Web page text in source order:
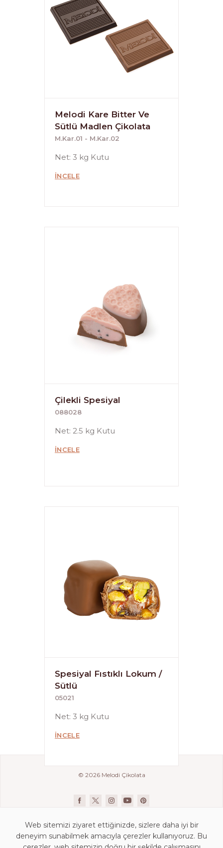
Melodi Kare Bitter Ve
Sütlü Madlen Çikolata
M.Kar.01 - M.Kar.02
Net: 3 kg Kutu
İNCELE
Çilekli Spesiyal
088028
Net: 2.5 kg Kutu
İNCELE
Spesiyal Fıstıklı Lokum /
Sütlü
05021
Net: 3 kg Kutu
İNCELE
© 2026 Melodi Çikolata
Web sitemizi ziyaret ettiğinizde, sizlere daha iyi bir
deneyim sunabilmek amacıyla çerezler kullanıyoruz. Bu